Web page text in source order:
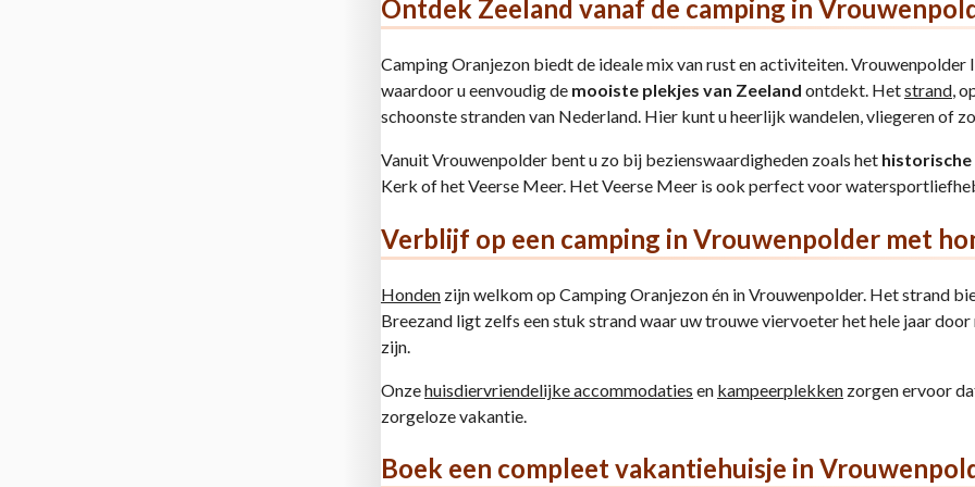
Ontdek Zeeland vanaf de camping in
Camping Oranjezon biedt de ideale mix van rust en activiteiten.
waardoor u eenvoudig de mooiste plekjes van Zeeland ontdekt. Hetstrand ,
schoonste stranden van Nederland. Hier kunt u heerlijk wandelen, vliegeren of
Vanuit Vrouwenpolder bent u zo bij bezienswaardigheden zoals het historische
Kerk of het Veerse Meer. Het Veerse Meer is ook perfect voor
Verblijf op een camping in Vrouwenpolder met
Honden zijn welkom op Camping Oranjezon én in Vrouwenpolder. Het strand
Breezand ligt zelfs een stuk strand waar uw trouwe viervoeter het hele jaar
zijn.
Onzehuisdiervriendelijke accommodaties en kampeerplekken zorgen ervoor
zorgeloze vakantie.
Boek een compleet vakantiehuisje in